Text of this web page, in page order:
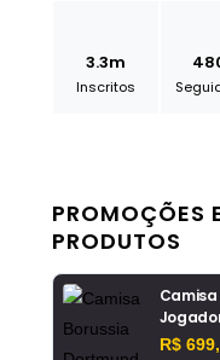
3.3m
Inscritos
PROMOÇÕES
PRODUTOS
R$